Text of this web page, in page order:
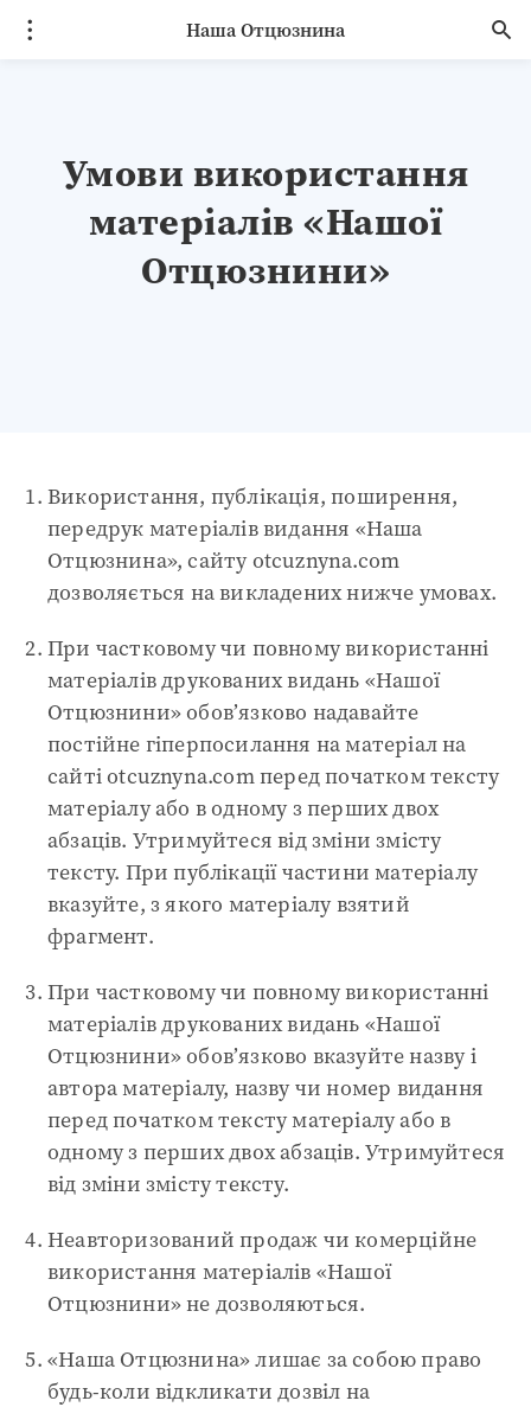
Наша Отцюзнина
Умови використання
матеріалів «Нашої
Отцюзнини»
Використання, публікація, поширення,
передрук матеріалів видання «Наша
Отцюзнина», сайту otcuznyna.com
дозволяється на викладених нижче умовах.
При частковому чи повному використанні
матеріалів друкованих видань «Нашої
Отцюзнини» обов’язково надавайте
постійне гіперпосилання на матеріал на
сайті otcuznyna.com перед початком тексту
матеріалу або в одному з перших двох
абзаців. Утримуйтеся від зміни змісту
тексту. При публікації частини матеріалу
вказуйте, з якого матеріалу взятий
фрагмент.
При частковому чи повному використанні
матеріалів друкованих видань «Нашої
Отцюзнини» обов’язково вказуйте назву і
автора матеріалу, назву чи номер видання
перед початком тексту матеріалу або в
одному з перших двох абзаців. Утримуйтеся
від зміни змісту тексту.
Неавторизований продаж чи комерційне
використання матеріалів «Нашої
Отцюзнини» не дозволяються.
«Наша Отцюзнина» лишає за собою право
будь-коли відкликати дозвіл на